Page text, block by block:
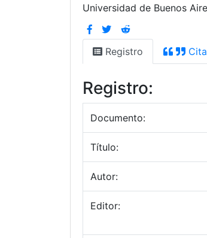
Universidad de Buenos
Registro
Registro:
Documento:
Título:
Autor:
Editor: